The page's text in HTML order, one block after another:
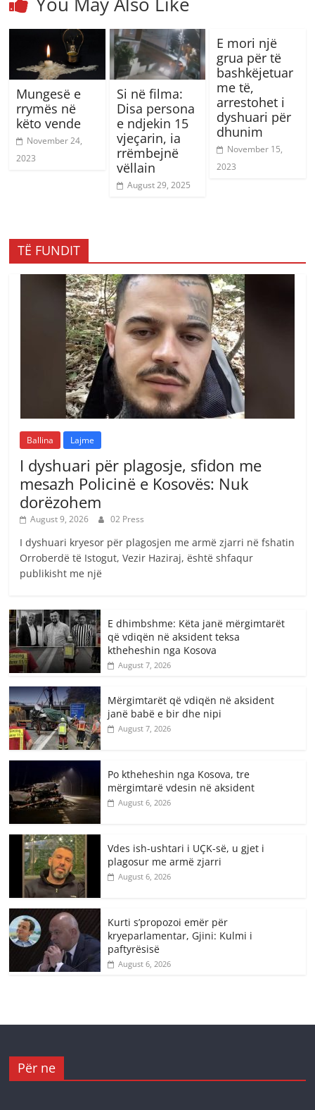
Mungesë e
rrymës në
këto vende
November 24,
2023
Si në filma:
Disa persona
e ndjekin 15
vjeçarin, ia
rrëmbejnë
vëllain
August 29, 2025
E mori një
grua për të
bashkëjetuar
me të,
arrestohet i
dyshuari për
dhunim
November 15,
2023
TË FUNDIT
Ballina Lajme
I dyshuari për plagosje, sfidon me
mesazh Policinë e Kosovës: Nuk
dorëzohem
August 9, 2026 02 Press
I dyshuari kryesor për plagosjen me armë zjarri në fshatin
Orroberdë të Istogut, Vezir Haziraj, është shfaqur
publikisht me një
E dhimbshme: Këta janë mërgimtarët
që vdiqën në aksident teksa
ktheheshin nga Kosova
August 7, 2026
Mërgimtarët që vdiqën në aksident
janë babë e bir dhe nipi
August 7, 2026
Po ktheheshin nga Kosova, tre
mërgimtarë vdesin në aksident
August 6, 2026
Vdes ish-ushtari i UÇK-së, u gjet i
plagosur me armë zjarri
August 6, 2026
Kurti s’propozoi emër për
kryeparlamentar, Gjini: Kulmi i
paftyrësisë
August 6, 2026
Për ne